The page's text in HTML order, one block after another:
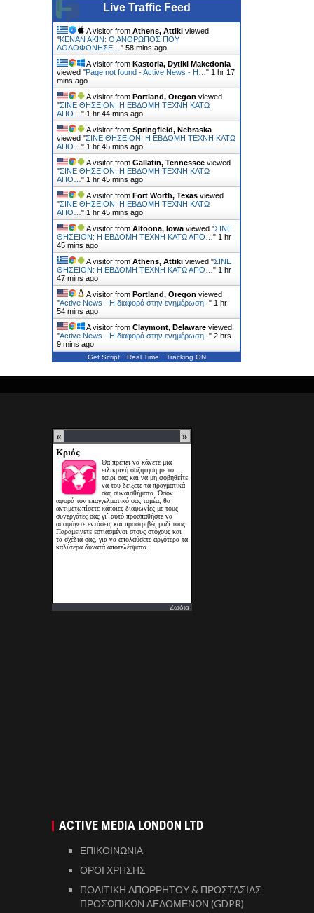
Live Traffic Feed
A visitor from Athens, Attiki viewed
"ΚΕΝΑΝ ΑΚΙΝ: Ο ΑΝΘΡΩΠΟΣ ΠΟΥ
ΔΟΛΟΦΟΝΗΣΕ… " 58 mins ago
A visitor from Kastoria, Dytiki Makedonia
viewed "Page not found - Active News - Η… " 1 hr 17
mins ago
A visitor from Portland, Oregon viewed
"ΣΙΝΕ ΘΗΣΕΙΟΝ: Η ΕΒΔΟΜΗ ΤΕΧΝΗ ΚΑΤΩ
ΑΠΟ… " 1 hr 44 mins ago
A visitor from Springfield, Nebraska
viewed "ΣΙΝΕ ΘΗΣΕΙΟΝ: Η ΕΒΔΟΜΗ ΤΕΧΝΗ ΚΑΤΩ
ΑΠΟ… " 1 hr 45 mins ago
A visitor from Gallatin, Tennessee viewed
"ΣΙΝΕ ΘΗΣΕΙΟΝ: Η ΕΒΔΟΜΗ ΤΕΧΝΗ ΚΑΤΩ
ΑΠΟ… " 1 hr 45 mins ago
A visitor from Fort Worth, Texas viewed
"ΣΙΝΕ ΘΗΣΕΙΟΝ: Η ΕΒΔΟΜΗ ΤΕΧΝΗ ΚΑΤΩ
ΑΠΟ… " 1 hr 45 mins ago
A visitor from Altoona, Iowa viewed "ΣΙΝΕ
ΘΗΣΕΙΟΝ: Η ΕΒΔΟΜΗ ΤΕΧΝΗ ΚΑΤΩ ΑΠΟ… " 1 hr
45 mins ago
A visitor from Athens, Attiki viewed "ΣΙΝΕ
ΘΗΣΕΙΟΝ: Η ΕΒΔΟΜΗ ΤΕΧΝΗ ΚΑΤΩ ΑΠΟ… " 1 hr
47 mins ago
A visitor from Portland, Oregon viewed
"Active News - Η διαφορά στην ενημέρωση -" 1 hr
54 mins ago
A visitor from Claymont, Delaware viewed
"Active News - Η διαφορά στην ενημέρωση -" 2 hrs
9 mins ago
Get Script Real Time Tracking ON
Ζωδια
ACTIVE MEDIA LONDON LTD
ΕΠΙΚΟΙΝΩΝΙΑ
ΟΡΟΙ ΧΡΗΣΗΣ
ΠΟΛΙΤΙΚΗ ΑΠΟΡΡΗΤΟΥ & ΠΡΟΣΤΑΣΙΑΣ
ΠΡΟΣΩΠΙΚΩΝ ΔΕΔΟΜΕΝΩΝ (GDPR)